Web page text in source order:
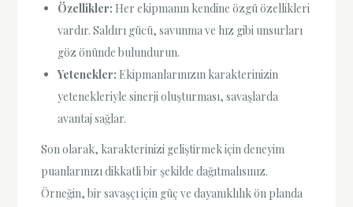
Özellikler: Her ekipmanın kendine özgü özellikleri
vardır. Saldırı gücü, savunma ve hız gibi unsurları
göz önünde bulundurun.
Yetenekler: Ekipmanlarınızın karakterinizin
yetenekleriyle sinerji oluşturması, savaşlarda
avantaj sağlar.
Son olarak, karakterinizi geliştirmek için deneyim
puanlarınızı dikkatli bir şekilde dağıtmalısınız.
Örneğin, bir savaşçı için güç ve dayanıklılık ön planda